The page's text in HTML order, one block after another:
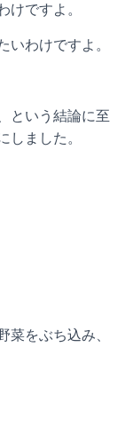
ですよ。
わけですよ。
という結論に至
しました。
をぶち込み、